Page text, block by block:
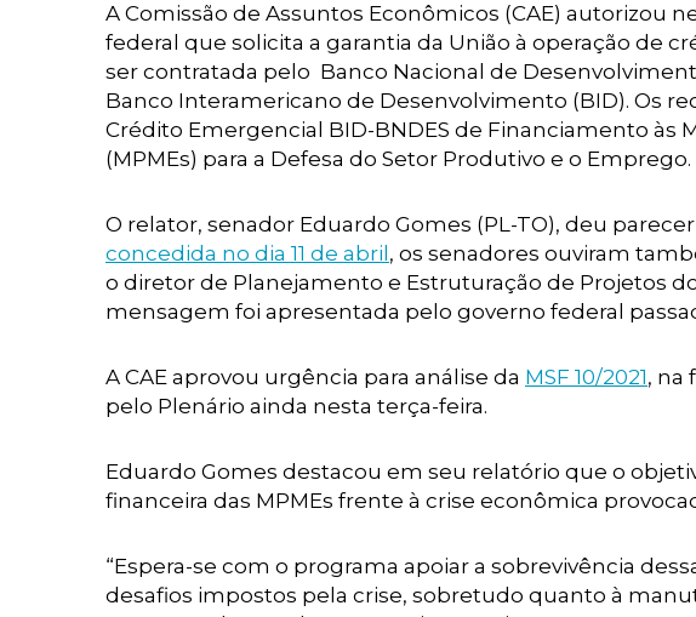
A Comissão de Assuntos Econômicos (CAE) autorizou
federal que solicita a garantia da União à operação de
ser contratada pelo Banco Nacional de
Banco Interamericano de Desenvolvimento (BID). Os
Crédito Emergencial BID-BNDES de Financiamento às
(MPMEs) para a Defesa do Setor Produtivo e o Emprego.
O relator, senador Eduardo Gomes (PL-TO), deu
concedida no dia 11 de abril , os senadores ouviram
o diretor de Planejamento e Estruturação de Projetos
mensagem foi apresentada pelo governo federal
A CAE aprovou urgência para análise da MSF 10/2021, na
pelo Plenário ainda nesta terça-feira.
Eduardo Gomes destacou em seu relatório que o
financeira das MPMEs frente à crise econômica
“Espera-se com o programa apoiar a sobrevivência
desafios impostos pela crise, sobretudo quanto à